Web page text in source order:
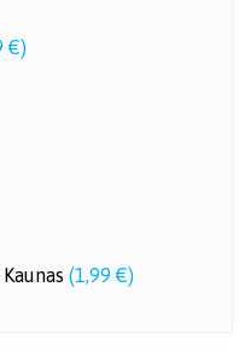
€)
(1,99 €)